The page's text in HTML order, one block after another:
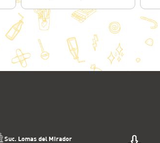
Suc. Lomas del Mirador